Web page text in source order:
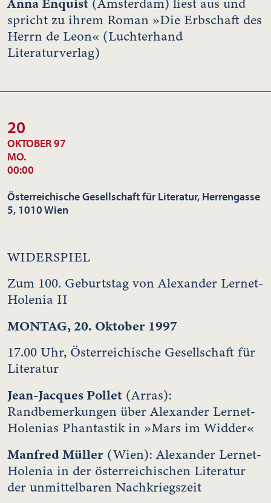
spricht zu ihrem Roman »Die Erbschaft des
Herrn de Leon« (Luchterhand
Literaturverlag)
20
OKTOBER 97
MO.
00:00
Österreichische Gesellschaft für Literatur, Herrengasse
5, 1010 Wien
WIDERSPIEL
Zum 100. Geburtstag von Alexander Lernet-
Holenia II
MONTAG, 20. Oktober 1997
17.00 Uhr, Österreichische Gesellschaft für
Literatur
Jean-Jacques Pollet (Arras):
Randbemerkungen über Alexander Lernet-
Holenias Phantastik in »Mars im Widder«
Manfred Müller (Wien): Alexander Lernet-
Holenia in der österreichischen Literatur
der unmittelbaren Nachkriegszeit